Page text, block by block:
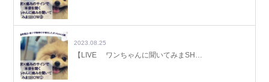
2023.08.25
【LIVE ワンちゃんに聞いてみまSH…